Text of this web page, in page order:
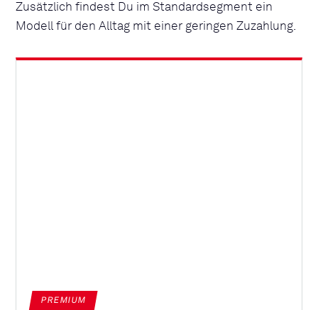
Zusätzlich findest Du im Standardsegment ein
Modell für den Alltag mit einer geringen Zuzahlung.
PREMIUM